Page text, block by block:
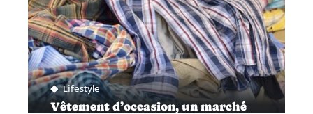
Lifestyle
Vêtement d’occasion, un marché